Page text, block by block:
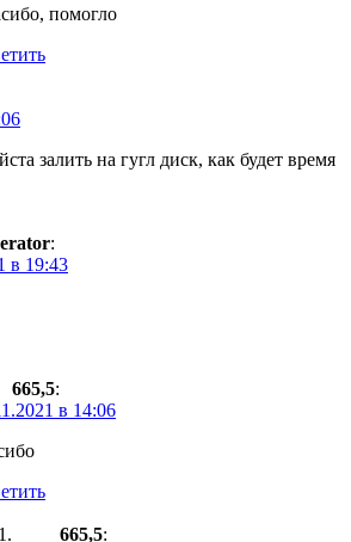
помогло
залить на гугл диск, как будет время
:
в 19:43
665,5:
в 14:06
665,5: